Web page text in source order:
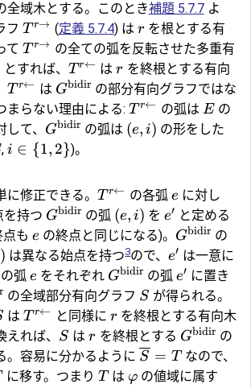
全域木とする。このとき補題 5.7.7よ
フ T r→ (定義 5.7.4) は r を根とする有
て T r→ の全ての弧を反転させた多重有
とすれば、 T r← はr を終根とする有向
T r← は Gbidir の部分有向グラフではな
まらない理由による: T r← の弧は Eの
て、 Gbidir の弧は (e, i) の形をした
, i ∈ {1, 2})。
修正できる。 T r← の各弧 e に対し
を持つ Gbidir の弧 (e, i) をe′ と定める
も e の終点と同じになる)。 Gbidir の
) は異なる始点を持つ3ので、e′ は一意に
の弧 e をそれぞれ Gbidir の弧 e′ に置き
の全域部分有向グラフ S が得られる。
はT r← と同様に r を終根とする有向木
れば、 S はr を終根とする Gbidir の
。容易に分かるように S = T なので、
に移す。つまり T は φ の値域に属す